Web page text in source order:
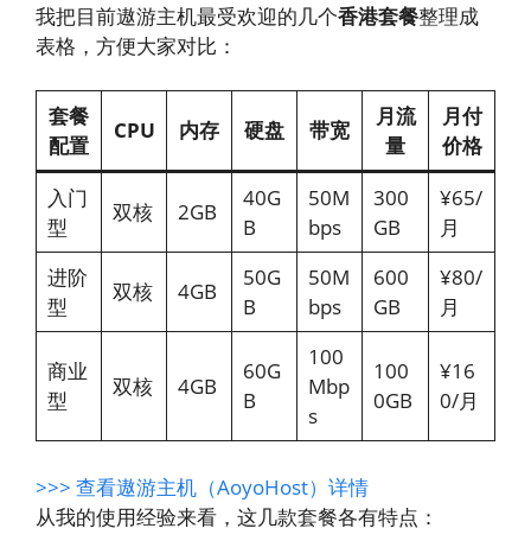
我把目前遨游主机最受欢迎的几个香港套餐整理成
表格，方便大家对比：
套餐
配置
CPU 内存 硬盘 带宽
月流
量
月付
价格
入门
型
双核 2GB
40G
B
50M
bps
300
GB
¥65/
月
进阶
型
双核 4GB
50G
B
50M
bps
600
GB
¥80/
月
商业
型
双核 4GB
60G
B
100
Mbp
s
100
0GB
¥16
0/月
>>> 查看遨游主机（AoyoHost）详情
从我的使用经验来看，这几款套餐各有特点：